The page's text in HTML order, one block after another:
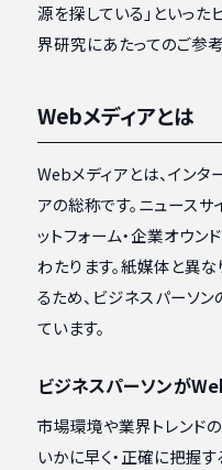
源を探している」といっ
界研究にあたってのご参
Webメディアとは
Webメディアとは、イン
アの総称です。ニュースサ
ットフォーム・企業オウン
わたります。紙媒体と異
るため、ビジネスパーソ
ています。
ビジネスパーソンが
市場環境や業界トレンド
いかに早く・正確に把握